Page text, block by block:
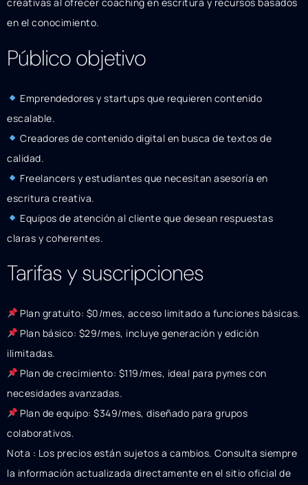
en el conocimiento.
Público objetivo
Emprendedores y startups que requieren contenido
escalable.
Creadores de contenido digital en busca de textos de
calidad.
Freelancers y estudiantes que necesitan asesoría en
escritura creativa.
Equipos de atención al cliente que desean respuestas
claras y coherentes.
Tarifas y suscripciones
Plan gratuito: $0/mes, acceso limitado a funciones básicas.
Plan básico: $29/mes, incluye generación y edición
ilimitadas.
Plan de crecimiento: $119/mes, ideal para pymes con
necesidades avanzadas.
Plan de equipo: $349/mes, diseñado para grupos
colaborativos.
Nota : Los precios están sujetos a cambios. Consulta siempre
la información actualizada directamente en el sitio oficial de